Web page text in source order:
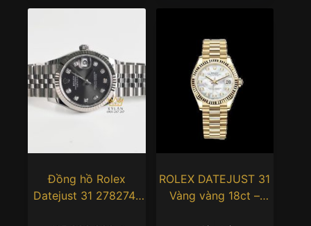
Đồng hồ Rolex
Datejust 31 278274-
ROLEX DATEJUST 31
Vàng vàng 18ct –